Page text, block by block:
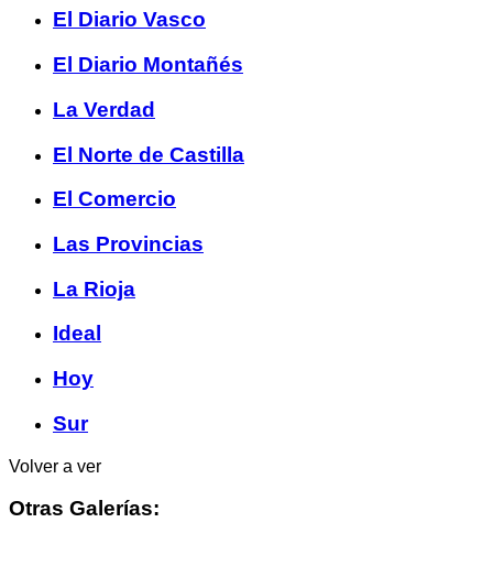
El Diario Vasco
El Diario Montañés
La Verdad
El Norte de Castilla
El Comercio
Las Provincias
La Rioja
Ideal
Hoy
Sur
Volver a ver
Otras Galerías: